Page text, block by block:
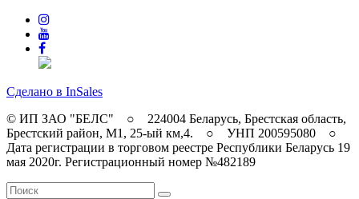
Сделано в InSales
© ИП ЗАО "БЕЛС" ○ 224004 Беларусь, Брестская область,
Брестский район, M1, 25-ый км,4. ○ УНП 200595080 ○
Дата регистрации в торговом реестре Республики Беларусь 19
мая 2020г. Регистрационный номер №482189